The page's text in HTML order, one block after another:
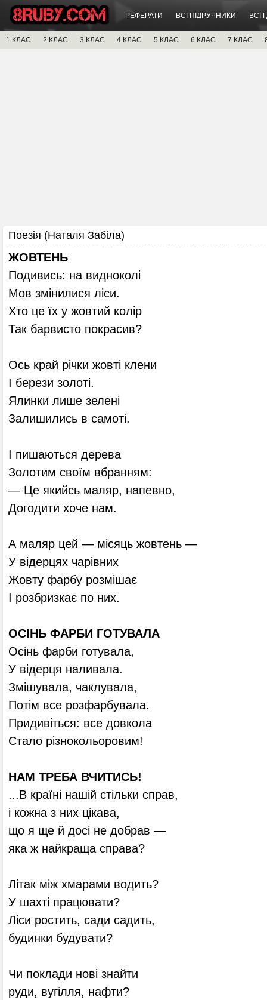
РЕФЕРАТИ ВСІ ПІДРУЧНИКИ ВСІ
1 КЛАС 2 КЛАС 3 КЛАС 4 КЛАС 5 КЛАС 6 КЛАС 7 КЛАС
Поезія (Наталя Забіла)
ЖОВТЕНЬ
Подивись: на видноколі
Мов змінилися ліси.
Хто це їх у жовтий колір
Так барвисто покрасив?
Ось край річки жовті клени
І берези золоті.
Ялинки лише зелені
Залишились в самоті.
І пишаються дерева
Золотим своїм вбранням:
— Це якийсь маляр, напевно,
Догодити хоче нам.
А маляр цей — місяць жовтень —
У відерцях чарівних
Жовту фарбу розмішає
І розбризкає по них.
ОСІНЬ ФАРБИ ГОТУВАЛА
Осінь фарби готувала,
У відерця наливала.
Змішувала, чаклувала,
Потім все розфарбувала.
Придивіться: все довкола
Стало різнокольоровим!
НАМ ТРЕБА ВЧИТИСЬ!
...В країні нашій стільки справ,
і кожна з них цікава,
що я ще й досі не добрав —
яка ж найкраща справа?
Літак між хмарами водить?
У шахті працювати?
Ліси ростить, сади садить,
будинки будувати?
Чи поклади нові знайти
руди, вугілля, нафти?